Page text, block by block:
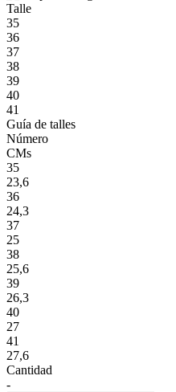
Talle
35
36
37
38
39
40
41
Guía de talles
Número
CMs
35
23,6
36
24,3
37
25
38
25,6
39
26,3
40
27
41
27,6
Cantidad
-